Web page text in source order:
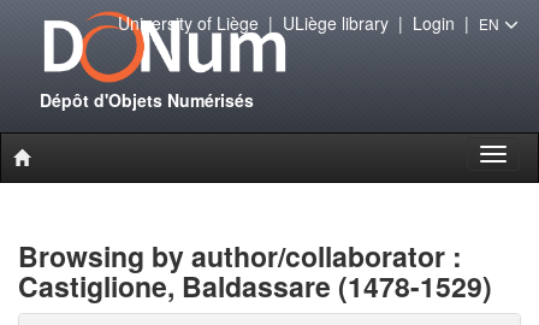
Dépôt d'Objets Numérisés
University of Liège| ULiège library| Login | EN
Browsing by author/collaborator :
Castiglione, Baldassare (1478-1529)